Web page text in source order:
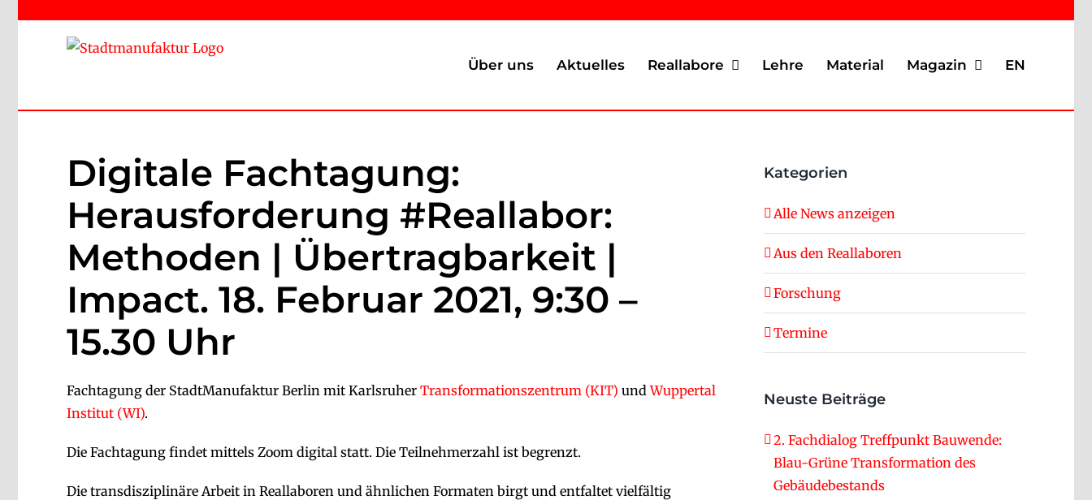
Über uns Aktuelles Reallabore Lehre Material Magazin EN
Digitale Fachtagung:
Herausforderung #Reallabor:
Methoden | Übertragbarkeit |
Impact. 18. Februar 2021, 9:30 –
15.30 Uhr
Fachtagung der StadtManufaktur Berlin mit Karlsruher Transformationszentrum (KIT) undWuppertal
Institut (WI).
Die Fachtagung findet mittels Zoom digital statt. Die Teilnehmerzahl ist begrenzt.
Die transdisziplinäre Arbeit in Reallaboren und ähnlichen Formaten birgt und entfaltet vielfältig
Kategorien
Alle News anzeigen
Aus den Reallaboren
Forschung
Termine
Neuste Beiträge
2. Fachdialog Treffpunkt Bauwende:
Blau-Grüne Transformation des
Gebäudebestands